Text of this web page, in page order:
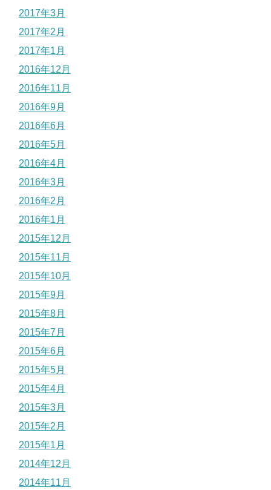
2017年3月
2017年2月
2017年1月
2016年12月
2016年11月
2016年9月
2016年6月
2016年5月
2016年4月
2016年3月
2016年2月
2016年1月
2015年12月
2015年11月
2015年10月
2015年9月
2015年8月
2015年7月
2015年6月
2015年5月
2015年4月
2015年3月
2015年2月
2015年1月
2014年12月
2014年11月